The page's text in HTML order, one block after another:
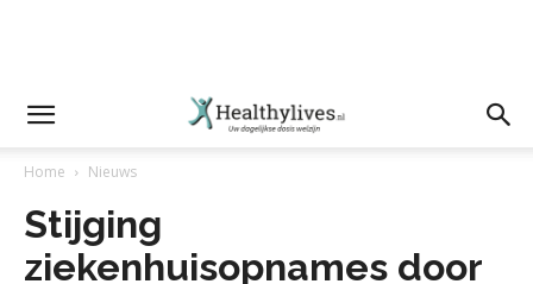
Home Nieuws
Stijging
ziekenhuisopnames door